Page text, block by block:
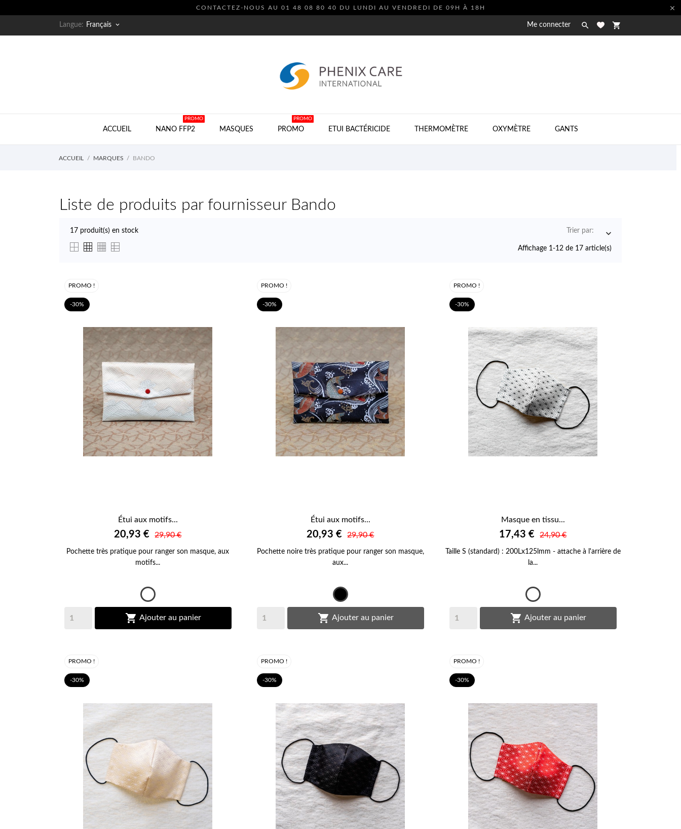
CONTACTEZ-NOUS AU 01 48 08 80 40 DU LUNDI AU VENDREDI DE 09H À 18H 
Langue: Français keyboard_arrow_down Me connecter  shopping_cart
ACCUEIL NANO FFP2
PROMO
MASQUES PROMO
PROMO
ETUI BACTÉRICIDE THERMOMÈTRE OXYMÈTRE GANTS
ACCUEIL MARQUES BANDO
Liste de produits par fournisseur Bando
17 produit(s) en stock Trier par: 
Affichage 1-12 de 17 article(s)
APERÇU RAPIDE
PROMO !
-30%
Étui aux motifs...
20,93 € 29,90 €
Pochette très pratique pour ranger son masque, aux
motifs...
Blanc
 Ajouter au panier
APERÇU RAPIDE
PROMO !
-30%
Étui aux motifs...
20,93 € 29,90 €
Pochette noire très pratique pour ranger son masque,
aux...
Noir
 Ajouter au panier
APERÇU RAPIDE
PROMO !
-30%
Masque en tissu...
17,43 € 24,90 €
Taille S (standard) : 200Lx125lmm - attache à l'arrière de
la...
Blanc
 Ajouter au panier
PROMO !
-30%
PROMO !
-30%
PROMO !
-30%